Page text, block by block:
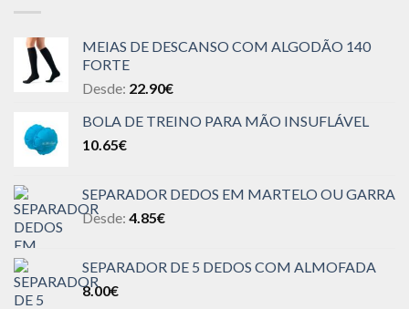
MEIAS DE DESCANSO COM ALGODÃO 140
FORTE
Desde: 22.90€
BOLA DE TREINO PARA MÃO INSUFLÁVEL
10.65€
SEPARADOR DEDOS EM MARTELO OU GARRA
Desde: 4.85€
SEPARADOR DE 5 DEDOS COM ALMOFADA
8.00€